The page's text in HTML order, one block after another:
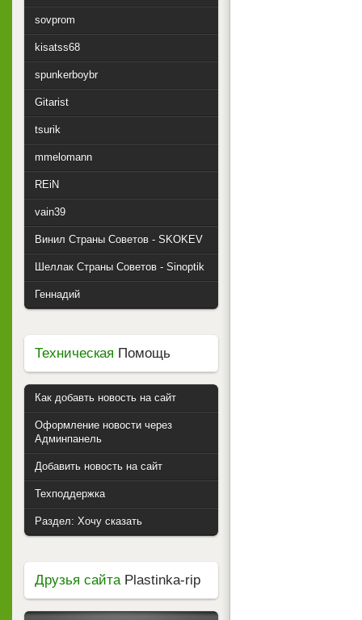
sovprom
kisatss68
spunkerboybr
Gitarist
tsurik
mmelomann
REiN
vain39
Винил Страны Советов - SKOKEV
Шеллак Страны Советов - Sinoptik
Геннадий
Техническая Помощь
Как добавть новость на сайт
Оформление новости через
Админпанель
Добавить новость на сайт
Техподдержка
Раздел: Хочу сказать
Друзья сайтаPlastinka-rip